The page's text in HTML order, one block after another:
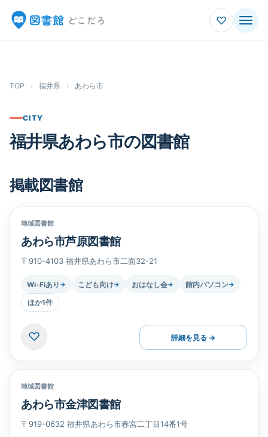
♡
TOP › 福井県 › あわら市
CITY
福井県あわら市の図書館
掲載図書館
地域図書館
あわら市芦原図書館
〒910-4103 福井県あわら市二面32-21
Wi-Fiあり → こども向け→ おはなし会→ 館内パソコン→
ほか1件
♡ 詳細を見る →
地域図書館
あわら市金津図書館
〒919-0632 福井県あわら市春宮二丁目14番1号